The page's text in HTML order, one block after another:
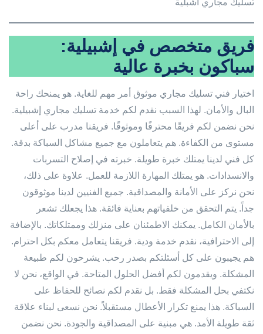
تسليك مجاري اشبلية
فريق متخصص في إشبيلية:
سباكون بخبرة عالية
اختيار فني تسليك مجاري موثوق أمر مهم للغاية. هو يمنحك راحة
البال والأمان. لهذا السبب نقدم لكم خدمة تسليك مجاري إشبيلية.
نحن نضمن لكم فريقًا محترفًا وموثوقًا. فريقنا مدرب على أعلى
مستوى من الكفاءة. هم يتعاملون مع جميع مشاكل السباكة بدقة.
كل فني لدينا يمتلك خبرة طويلة. خبرته في إصلاح التسربات
والانسدادات. هو يمتلك المهارة اللازمة للعمل. علاوة على ذلك،
نحن نركز على الأمانة والمصداقية. جميع الفنيين لدينا موثوقون
جداً. يتم التحقق من خلفياتهم بعناية فائقة. هذا يجعلك تشعر
بالأمان الكامل. يمكنك الاطمئنان على منزلك وممتلكاتك. بالإضافة
إلى الاحترافية، نقدم خدمة ودية. فريقنا يتعامل معكم بكل احترام.
هم يجيبون على كل أسئلتكم بصدر رحب. يشرحون لكم طبيعة
المشكلة. ويقدمون لكم أفضل الحلول المتاحة. في الواقع، نحن لا
نكتفي بحل المشكلة فقط. بل نقدم لكم نصائح للحفاظ على
السباكة. هذا يمنع تكرار الأعطال مستقبلاً. نحن نسعى لبناء علاقة
ثقة طويلة الأمد. هي مبنية على المصداقية والجودة. نحن نضمن